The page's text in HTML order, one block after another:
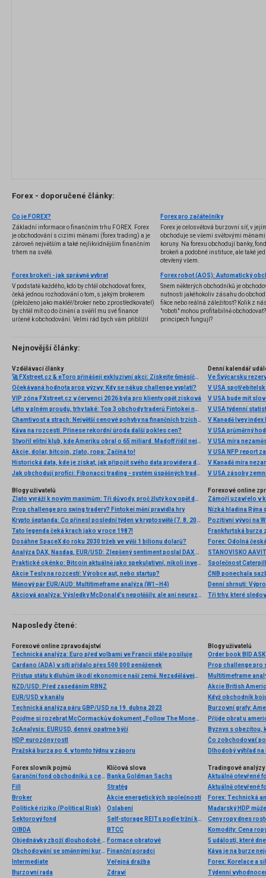
Forex - doporučené články:
Co je FOREX?
Základní informace o finančním trhu FOREX. Forex
je obchodování s cizími měnami (forex trading) a je
zároveň největším a také nejlikvidnějším finančním
trhem na světě.
Forex pro začátečníky
Forex je celosvětová burzovní síť, v
obchoduje se všemi světovými
koruny. Na forexu obchodují banky,
brokeři a podobné instituce, ale také
otevřený všem.
Forex brokeři - jak správně vybrat
V podstatě každého, kdo by chtěl obchodovat forex,
čeká jednou rozhodování o tom, s jakým brokerem
(přeloženo jako makléř/broker nebo zprostředkovatel)
by chtěl mít co do činění a svěřil mu své finance
určené k obchodování. Velmi rád bych vám přiblížil
několik příkladů nejznámějších z nich.
Snem některých obchodníků je
nutnosti jakéhokoliv zásahu do
fikce nebo reálná záležitost? Kolik z
"roboti" mohou profitabilně
principech fungují?
Nejnovější články:
Vzdělávací články
🚀 FXstreet.cz & eToro přinášejí exkluzivní akci: Získejte 6měsíční členství ve VIP zóně ZDARMA
Očekávaná hodnota prop výzvy: Kdy se nákup challenge vyplatí?
VIP zóna FXstreet.cz v červenci 2026 byla pro klienty opět zisková
Léto v plném proudu, trhy také: Top 3 obchody traderů Fintokei na indexech a zlatě
Chamtivost a strach: Největší cenové pohyby na finančních trzích (červenec 2026)
Káva na rozcestí. Přinese rekordní úroda další pokles cen?
Stvořil elitní klub, kde Ameriku obral o 65 miliard. Madoff řídil největší Ponzi dějin
Akcie, dolar, bitcoin, zlato, ropa: Začíná to!
Historická data, kde je získat, jak připojit svého data providera do MultiCharts a proč je budeme potřebovat? (4. díl)
Jak obchodují profíci: Fibonacci trading - systém úspěšných traderů
Denní kalendář
Ve Švýcarsku
V USA
V USA bude mít
V USA týdenní
V Kanadě Ivey index
V USA průměrný
V USA míra
V USA NFP report
V Kanadě míra
V USA zásoby
Blogy uživatelů
Zlato vyráží k novým maximům: Tři důvody, proč žlutý kov opět dominuje
Prop challenge pro swing tradery? Fintokei mění pravidla hry
Krypto šeptanda: Co přinesl poslední týden v kryptosvětě (7. 8. 2026)
Tato legenda čeká krach jako v roce 1987!
Dosáhne SpaceX do roku 2030 tržeb ve výši 1 bilionu dolarů?
Analýza DAX, Nasdaq, EUR/USD: Zlepšený sentiment poslal DAX na nová maxima
Praktické okénko: Bitcoin aktuálně jako spekulativní, nikoli investiční aktivum
Akcie Tesly na rozcestí: Výrobce aut, nebo startup?
Měnový pár EUR/AUD: Multitimeframe analýza (W1–H4)
Akciová analýza: Výsledky McDonald’s nepotěšily, ale ani neurazily. Jakou vizi společnost prezentovala?
Forexové online
Nízká hladina
Pozitivní vývoj na
Frankfurtská burza
Denní shrnutí:
Tři trhy, které
Naposledy čtené:
Forexové online zpravodajství
Technická analýza: Euro před volbami ve Francii stále posiluje
Cardano (ADA) v síti přidalo přes 500 000 peněženek
Přístup státu k dluhům škodí ekonomice naší země. Nezadělávejme na „kulturu dluhu“
NZD/USD: Před zasedáním RBNZ
EUR/USD v kanálu
Technická analýza páru GBP/USD na 19. dubna 2023
Pojďme si rozebrat McCormackův dokument „Follow The Money #1“, Pt. 2- Underbelly
3cAnalysis: EURUSD, denný, opatrne býčí
HDP eurozóny rostl
Pražská burza po 4. v tomto týdnu v záporu
Blogy uživatelů
Order book BID ASK
Prop challenge pro
Multitimeframe
Akcie British
Když obchodník
Přijde obrat u
Čo zobchodovať
Dlhodobý výhľad na
Forex slovník pojmů
Garanční fond obchodníků s cennými papíry
Fill
Broker
Politické riziko (Political Risk)
Sektorový fond
OIBDA
Objednávky zboží dlouhodobé spotřeby
Obchodování se směnnými kurzy
Intermediate
Burzovní rada
Klíčová slova
Banka Goldman Sachs
Stratég
Akcie energetických společností
Oslabení
Self-storage REITs podle tržní kapitalizace
BTCC
Formace obratové
Finanční poradci
Veřejná dražba
Zdraví
Tradingové analýzy
Aktuálně otevřené
Aktuálně otevřené
Forex: Technická
Ceny ropy dnes
Komodity: Cena
5 událostí, které
Káva je na burze
Forex: Korelace a
Týdenní